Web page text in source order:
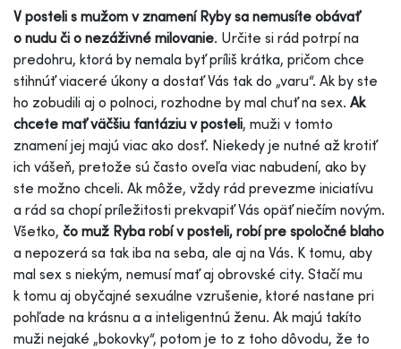
V posteli s mužom v znamení Ryby sa nemusíte obávať
o nudu či o nezáživné milovanie. Určite si rád potrpí na
predohru, ktorá by nemala byť príliš krátka, pričom chce
stihnúť viaceré úkony a dostať Vás tak do „varu“. Ak by ste
ho zobudili aj o polnoci, rozhodne by mal chuť na sex. Ak
chcete mať väčšiu fantáziu v posteli, muži v tomto
znamení jej majú viac ako dosť. Niekedy je nutné až krotiť
ich vášeň, pretože sú často oveľa viac nabudení, ako by
ste možno chceli. Ak môže, vždy rád prevezme iniciatívu
a rád sa chopí príležitosti prekvapiť Vás opäť niečím novým.
Všetko, čo muž Ryba robí v posteli, robí pre spoločné blaho
a nepozerá sa tak iba na seba, ale aj na Vás. K tomu, aby
mal sex s niekým, nemusí mať aj obrovské city. Stačí mu
k tomu aj obyčajné sexuálne vzrušenie, ktoré nastane pri
pohľade na krásnu a a inteligentnú ženu. Ak majú takíto
muži nejaké „bokovky“, potom je to z toho dôvodu, že to